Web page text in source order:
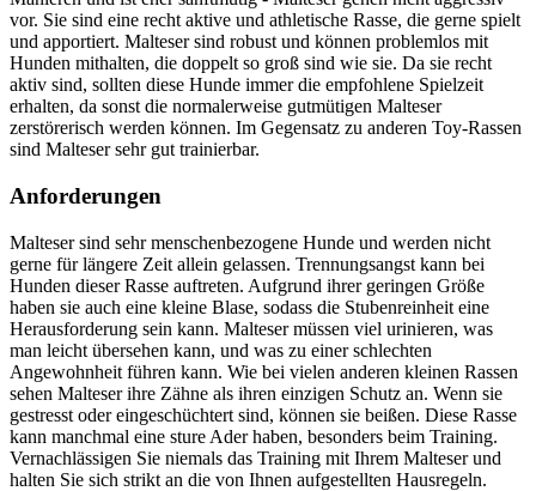
vor. Sie sind eine recht aktive und athletische Rasse, die gerne spielt
und apportiert. Malteser sind robust und können problemlos mit
Hunden mithalten, die doppelt so groß sind wie sie. Da sie recht
aktiv sind, sollten diese Hunde immer die empfohlene Spielzeit
erhalten, da sonst die normalerweise gutmütigen Malteser
zerstörerisch werden können. Im Gegensatz zu anderen Toy-Rassen
sind Malteser sehr gut trainierbar.
Anforderungen
Malteser sind sehr menschenbezogene Hunde und werden nicht
gerne für längere Zeit allein gelassen. Trennungsangst kann bei
Hunden dieser Rasse auftreten. Aufgrund ihrer geringen Größe
haben sie auch eine kleine Blase, sodass die Stubenreinheit eine
Herausforderung sein kann. Malteser müssen viel urinieren, was
man leicht übersehen kann, und was zu einer schlechten
Angewohnheit führen kann. Wie bei vielen anderen kleinen Rassen
sehen Malteser ihre Zähne als ihren einzigen Schutz an. Wenn sie
gestresst oder eingeschüchtert sind, können sie beißen. Diese Rasse
kann manchmal eine sture Ader haben, besonders beim Training.
Vernachlässigen Sie niemals das Training mit Ihrem Malteser und
halten Sie sich strikt an die von Ihnen aufgestellten Hausregeln.